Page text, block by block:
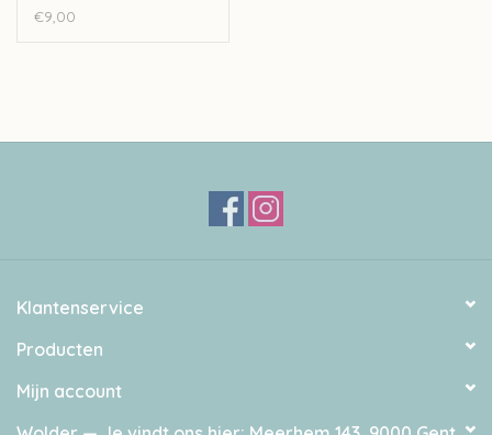
€9,00
Klantenservice
Producten
Mijn account